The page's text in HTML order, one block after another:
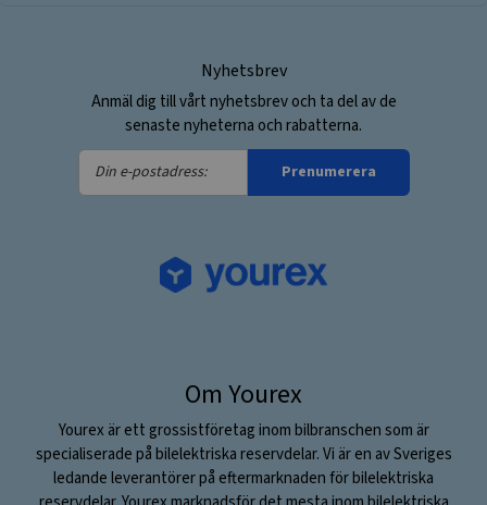
Nyhetsbrev
Anmäl dig till vårt nyhetsbrev och ta del av de
senaste nyheterna och rabatterna.
Din
e-
Prenumerera
Om Yourex
Yourex är ett grossistföretag inom bilbranschen som är
specialiserade på bilelektriska reservdelar. Vi är en av Sveriges
ledande leverantörer på eftermarknaden för bilelektriska